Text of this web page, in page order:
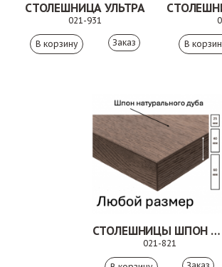
СТОЛЕШНИЦА УЛЬТРА
021-931
Заказ
СТОЛЕШНИЦЫ ШПОН ДУБА
021-821